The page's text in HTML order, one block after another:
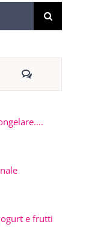
Commenti
e frutti